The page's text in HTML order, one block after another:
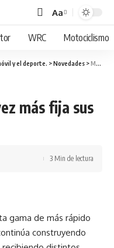
Cambiar
tamaño
fuente
Aa
WRC Motociclismo
y el deporte. >Novedades >Medio Oriente cada vez más fija sus ojos en Infinti
más fija sus
3 Min de lectura
gama de más rápido
construyendo